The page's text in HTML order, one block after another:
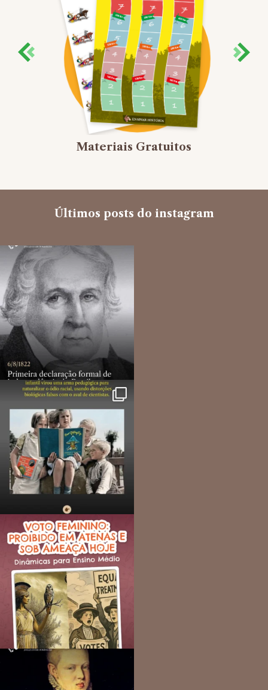
Materiais Gratuitos
Últimos posts do instagram